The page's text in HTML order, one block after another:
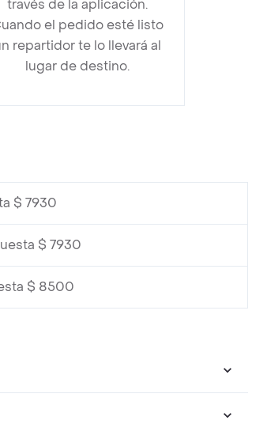
través de la aplicación.
el pedido esté listo
repartidor te lo llevará al
lugar de destino.
$ 7930
$ 7930
$ 8500